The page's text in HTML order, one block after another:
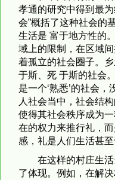
孝通的研究中得到最
会”概括了这种社会的
生活是 富于地方性的
域上的限制，在区域
着孤立的社会圈子。
于斯、死 于斯的社会
是一个‘熟悉’的社会
人社会当中，社会结
使得其社会秩序成为
在的权力来推行礼，
感，礼是人们生活甚
在这样的村庄生
了体现。例如，在解